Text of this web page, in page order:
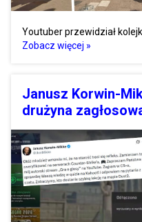
Youtuber przewidział
Zobacz więcej »
Janusz Korwin-
drużyna